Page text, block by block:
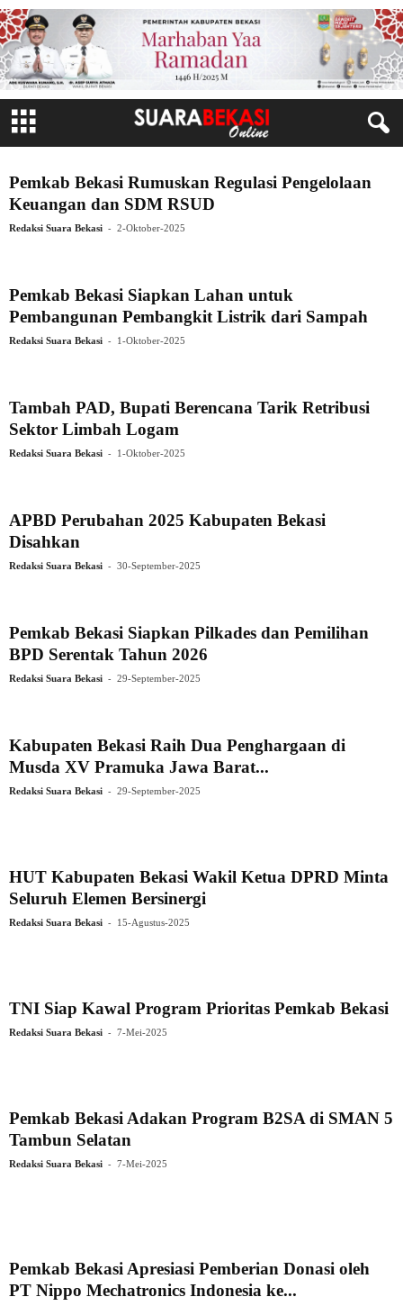
Pemkab Bekasi Rumuskan Regulasi Pengelolaan
Keuangan dan SDM RSUD
Redaksi Suara Bekasi - 2-Oktober-2025
Pemkab Bekasi Siapkan Lahan untuk
Pembangunan Pembangkit Listrik dari Sampah
Redaksi Suara Bekasi - 1-Oktober-2025
Tambah PAD, Bupati Berencana Tarik Retribusi
Sektor Limbah Logam
Redaksi Suara Bekasi - 1-Oktober-2025
APBD Perubahan 2025 Kabupaten Bekasi
Disahkan
Redaksi Suara Bekasi - 30-September-2025
Pemkab Bekasi Siapkan Pilkades dan Pemilihan
BPD Serentak Tahun 2026
Redaksi Suara Bekasi - 29-September-2025
Kabupaten Bekasi Raih Dua Penghargaan di
Musda XV Pramuka Jawa Barat...
Redaksi Suara Bekasi - 29-September-2025
HUT Kabupaten Bekasi Wakil Ketua DPRD Minta
Seluruh Elemen Bersinergi
Redaksi Suara Bekasi - 15-Agustus-2025
TNI Siap Kawal Program Prioritas Pemkab Bekasi
Redaksi Suara Bekasi - 7-Mei-2025
Pemkab Bekasi Adakan Program B2SA di SMAN 5
Tambun Selatan
Redaksi Suara Bekasi - 7-Mei-2025
Pemkab Bekasi Apresiasi Pemberian Donasi oleh
PT Nippo Mechatronics Indonesia ke...